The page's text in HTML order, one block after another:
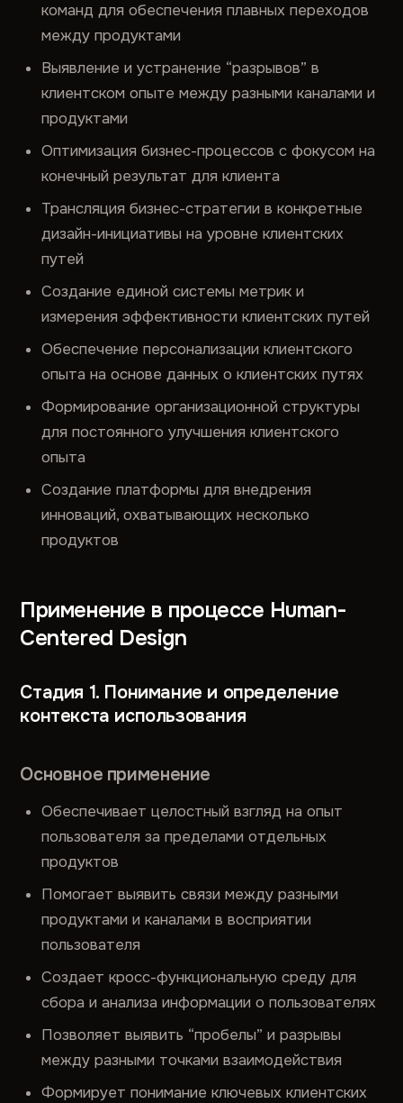
команд для обеспечения плавных переходов
между продуктами
Выявление и устранение “разрывов” в
клиентском опыте между разными каналами и
продуктами
Оптимизация бизнес-процессов с фокусом на
конечный результат для клиента
Трансляция бизнес-стратегии в конкретные
дизайн-инициативы на уровне клиентских
путей
Создание единой системы метрик и
измерения эффективности клиентских путей
Обеспечение персонализации клиентского
опыта на основе данных о клиентских путях
Формирование организационной структуры
для постоянного улучшения клиентского
опыта
Создание платформы для внедрения
инноваций, охватывающих несколько
продуктов
Применение в процессе Human-
Centered Design
Стадия 1. Понимание и определение
контекста использования
Основное применение
Обеспечивает целостный взгляд на опыт
пользователя за пределами отдельных
продуктов
Помогает выявить связи между разными
продуктами и каналами в восприятии
пользователя
Создает кросс-функциональную среду для
сбора и анализа информации о пользователях
Позволяет выявить “пробелы” и разрывы
между разными точками взаимодействия
Формирует понимание ключевых клиентских